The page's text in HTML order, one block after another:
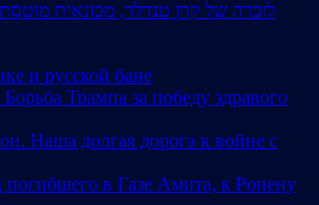
לזכרה של קרן טנדלר, מכונאית
и русской бане
Трампа за победу здравого
Наша долгая дорога к войне с
в Газе Амита, к Ронену